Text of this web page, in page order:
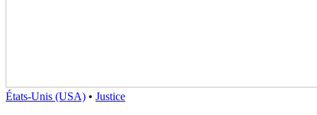
États-Unis (USA) • Justice